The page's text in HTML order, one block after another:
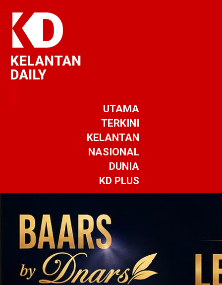
KELANTAN
DAILY
UTAMA
TERKINI
KELANTAN
NASIONAL
DUNIA
KD PLUS